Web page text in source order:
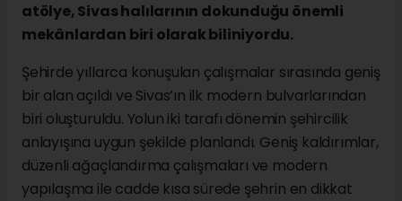
atölye, Sivas halılarının dokunduğu önemli
mekânlardan biri olarak biliniyordu.
Şehirde yıllarca konuşulan çalışmalar sırasında geniş
bir alan açıldı ve Sivas’ın ilk modern bulvarlarından
biri oluşturuldu. Yolun iki tarafı dönemin şehircilik
anlayışına uygun şekilde planlandı. Geniş kaldırımlar,
düzenli ağaçlandırma çalışmaları ve modern
yapılaşma ile cadde kısa sürede şehrin en dikkat